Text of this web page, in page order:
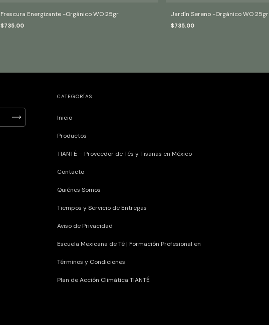
Frescura Energizante -Orgánico WO 25gr
$735.00
Jardín Sereno -Orgánico WO 25gr
$735.00
CATEGORÍAS
Inicio
Productos
TIANTÉ – Proveedor de Tés y Tisanas en México
Contacto
Quiénes Somos
Tiempos y Servicio de Entregas
Aviso de Privacidad
Escuela Mexicana de Té | Formación Profesional en
Términos y Condiciones
Plan de Acción Climática TIANTÉ